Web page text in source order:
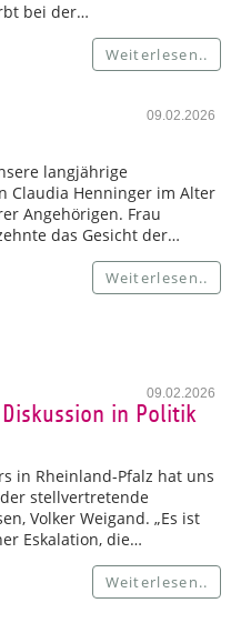
bei der…
Weiterlesen..
09.02.2026
langjährige
Claudia Henninger im Alter
Angehörigen. Frau
das Gesicht der…
Weiterlesen..
09.02.2026
in Politik
in Rheinland-Pfalz hat uns
stellvertretende
Volker Weigand. „Es ist
Eskalation, die…
Weiterlesen..